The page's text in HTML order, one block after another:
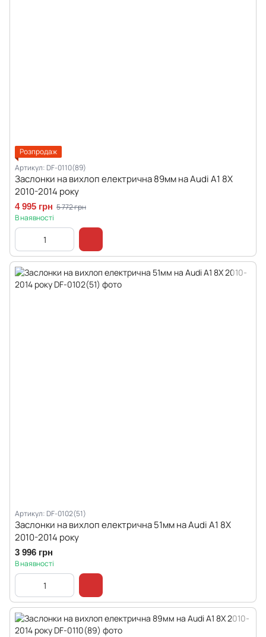
Розпродаж
Артикул: DF-0110(89)
Заслонки на вихлоп електрична 89мм на Audi A1 8X
2010-2014 року
4 995 грн 5 772 грн
В наявності
Артикул: DF-0102(51)
Заслонки на вихлоп електрична 51мм на Audi A1 8X
2010-2014 року
3 996 грн
В наявності